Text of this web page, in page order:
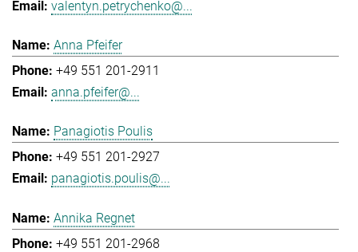
valentyn.petrychenko@...
Anna Pfeifer
+49 551 201-2911
anna.pfeifer@...
Panagiotis Poulis
+49 551 201-2927
panagiotis.poulis@...
Annika Regnet
+49 551 201-2968